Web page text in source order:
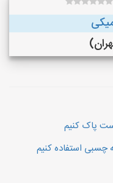
پاک کنیم
چسبی استفاده کنیم